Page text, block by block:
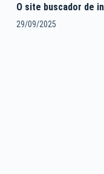
O site buscador de
29/09/2025